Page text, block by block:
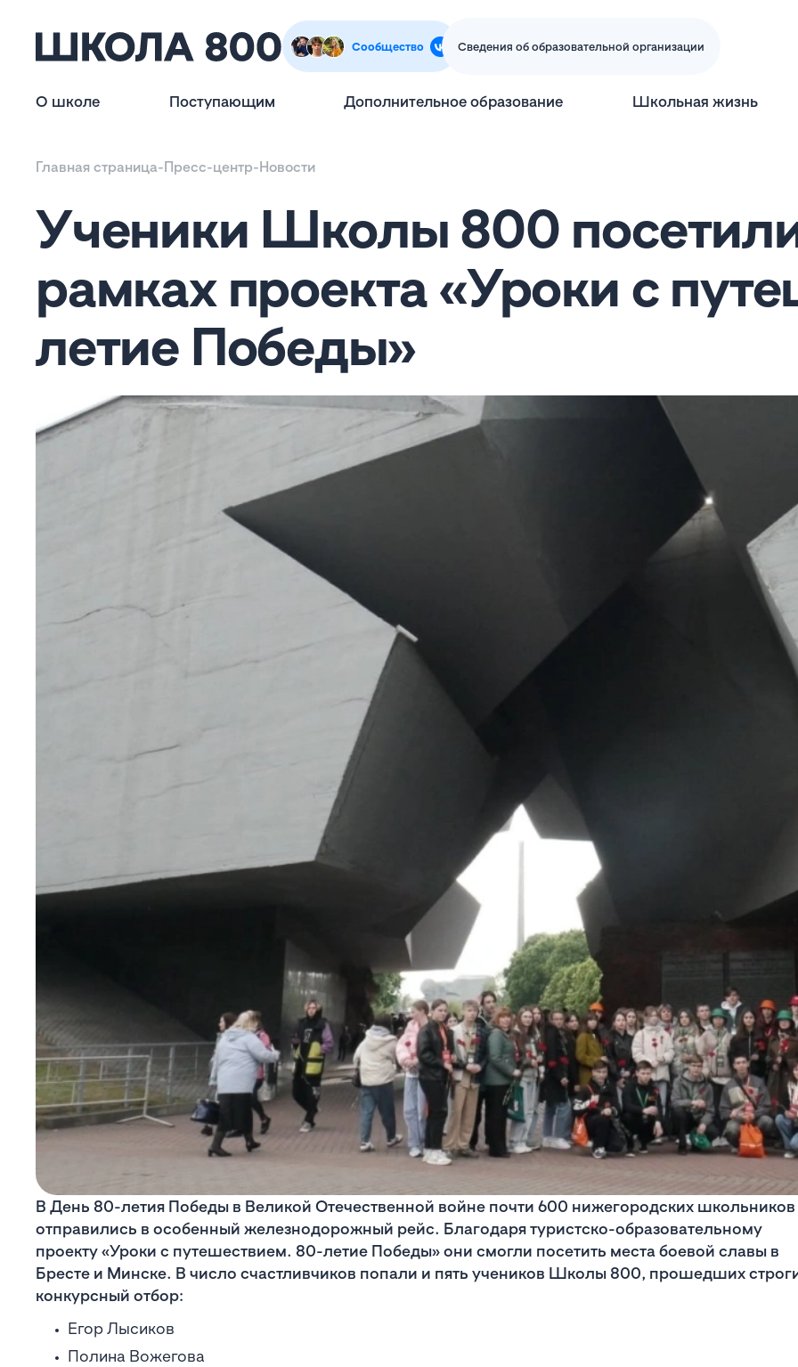
Сообщество Сведения об образовательной организации
О школе Поступающим Дополнительное образование Школьная жизнь
Главная страница-Пресс-центр-Новости
Ученики Школы 800
рамках проекта «Уроки с
летие Победы»
В День 80-летия Победы в Великой Отечественной войне почти 600 нижегородских школьников
отправились в особенный железнодорожный рейс. Благодаря туристско-образовательному
проекту «Уроки с путешествием. 80-летие Победы» они смогли посетить места боевой славы в
Бресте и Минске. В число счастливчиков попали и пять учеников Школы 800, прошедших
конкурсный отбор:
Егор Лысиков
Полина Вожегова